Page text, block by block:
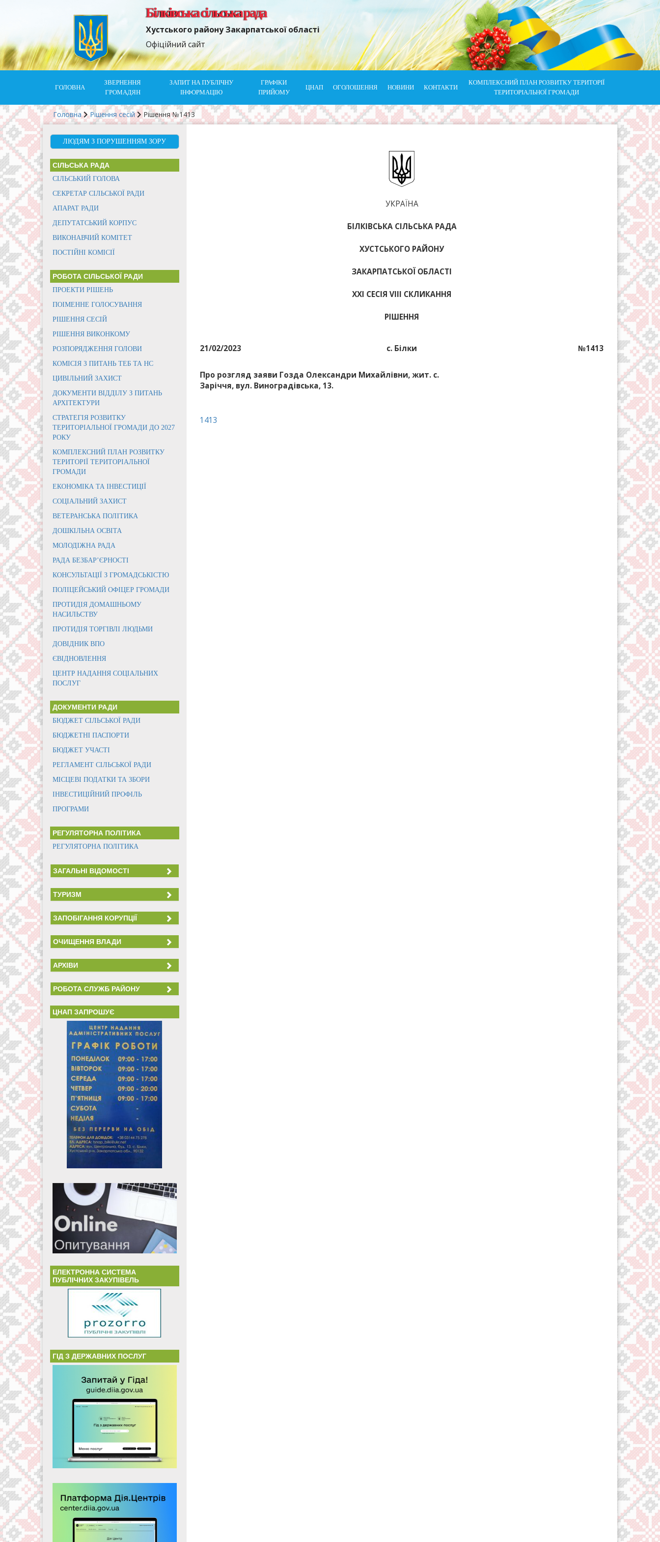
Білківська сільська рада
Хустського району Закарпатської області
Офіційний сайт
ГОЛОВНА
ЗВЕРНЕННЯ
ГРОМАДЯН
ЗАПИТ НА ПУБЛІЧНУ
ІНФОРМАЦІЮ
ГРАФІКИ
ПРИЙОМУ
ЦНАП ОГОЛОШЕННЯ НОВИНИ КОНТАКТИ
КОМПЛЕКСНИЙ ПЛАН РОЗВИТКУ ТЕРИТОРІЇ
ТЕРИТОРІАЛЬНОЇ ГРОМАДИ
Головна Рішення сесій Рішення №1413
ЛЮДЯМ З ПОРУШЕННЯМ ЗОРУ
СІЛЬСЬКА РАДА
СІЛЬСЬКИЙ ГОЛОВА
СЕКРЕТАР СІЛЬСЬКОЇ РАДИ
АПАРАТ РАДИ
ДЕПУТАТСЬКИЙ КОРПУС
ВИКОНАВЧИЙ КОМІТЕТ
ПОСТІЙНІ КОМІСІЇ
РОБОТА СІЛЬСЬКОЇ РАДИ
ПРОЕКТИ РІШЕНЬ
ПОІМЕННЕ ГОЛОСУВАННЯ
РІШЕННЯ СЕСІЙ
РІШЕННЯ ВИКОНКОМУ
РОЗПОРЯДЖЕННЯ ГОЛОВИ
КОМІСІЯ З ПИТАНЬ ТЕБ ТА НС
ЦИВІЛЬНИЙ ЗАХИСТ
ДОКУМЕНТИ ВІДДІЛУ З ПИТАНЬ
АРХІТЕКТУРИ
СТРАТЕГІЯ РОЗВИТКУ
ТЕРИТОРІАЛЬНОЇ ГРОМАДИ ДО 2027
РОКУ
КОМПЛЕКСНИЙ ПЛАН РОЗВИТКУ
ТЕРИТОРІЇ ТЕРИТОРІАЛЬНОЇ
ГРОМАДИ
ЕКОНОМІКА ТА ІНВЕСТИЦІЇ
СОЦІАЛЬНИЙ ЗАХИСТ
ВЕТЕРАНСЬКА ПОЛІТИКА
ДОШКІЛЬНА ОСВІТА
МОЛОДІЖНА РАДА
РАДА БЕЗБАР’ЄРНОСТІ
КОНСУЛЬТАЦІЇ З ГРОМАДСЬКІСТЮ
ПОЛІЦЕЙСЬКИЙ ОФІЦЕР ГРОМАДИ
ПРОТИДІЯ ДОМАШНЬОМУ
НАСИЛЬСТВУ
ПРОТИДІЯ ТОРГІВЛІ ЛЮДЬМИ
ДОВІДНИК ВПО
ЄВІДНОВЛЕННЯ
ЦЕНТР НАДАННЯ СОЦІАЛЬНИХ
ПОСЛУГ
ДОКУМЕНТИ РАДИ
БЮДЖЕТ СІЛЬСЬКОЇ РАДИ
БЮДЖЕТНІ ПАСПОРТИ
БЮДЖЕТ УЧАСТІ
РЕГЛАМЕНТ СІЛЬСЬКОЇ РАДИ
МІСЦЕВІ ПОДАТКИ ТА ЗБОРИ
ІНВЕСТИЦІЙНИЙ ПРОФІЛЬ
ПРОГРАМИ
РЕГУЛЯТОРНА ПОЛІТИКА
РЕГУЛЯТОРНА ПОЛІТИКА
ЗАГАЛЬНІ ВІДОМОСТІ
ТУРИЗМ
ЗАПОБІГАННЯ КОРУПЦІЇ
ОЧИЩЕННЯ ВЛАДИ
АРХІВИ
РОБОТА СЛУЖБ РАЙОНУ
ЦНАП ЗАПРОШУЄ
ЕЛЕКТРОННА СИСТЕМА
ПУБЛІЧНИХ ЗАКУПІВЕЛЬ
ГІД З ДЕРЖАВНИХ ПОСЛУГ
УКРАЇНА
БІЛКІВСЬКА СІЛЬСЬКА РАДА
ХУСТСЬКОГО РАЙОНУ
ЗАКАРПАТСЬКОЇ ОБЛАСТІ
ХХІ СЕСІЯ VIII СКЛИКАННЯ
РІШЕННЯ
21/02/2023 с. Білки №1413
Про розгляд заяви Гозда Олександри Михайлівни, жит. с.
Заріччя, вул. Виноградівська, 13.
1413